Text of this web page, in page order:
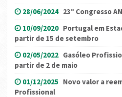
28/06/2024 23º Congresso
10/09/2020 Portugal em
partir de 15 de setembro
02/05/2022 Gasóleo
partir de 2 de maio
01/12/2025 Novo valor a
Profissional